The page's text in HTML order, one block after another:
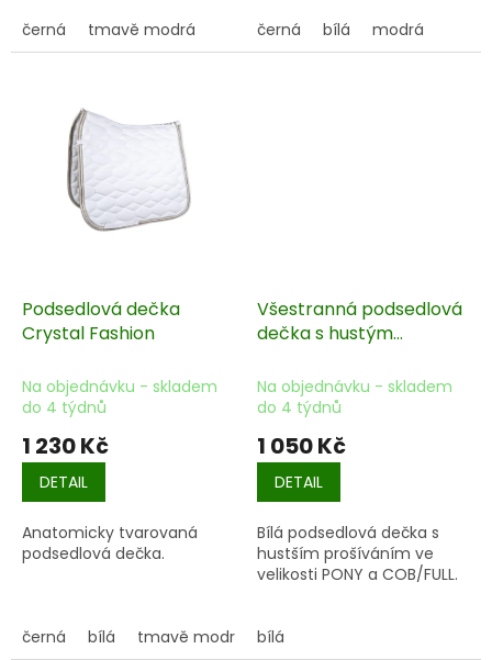
černá tmavě modrá
černá
bílá modrá
Podsedlová dečka
Crystal Fashion
Na objednávku - skladem
do 4 týdnů
1 230 Kč
DETAIL
Anatomicky tvarovaná
podsedlová dečka.
černá bílá tmavě modrá tmavě zelená
Všestranná podsedlová
dečka s hustým
Na objednávku - skladem
do 4 týdnů
1 050 Kč
DETAIL
Bílá podsedlová dečka s
hustším prošíváním ve
velikosti PONY a COB/FULL.
bílá